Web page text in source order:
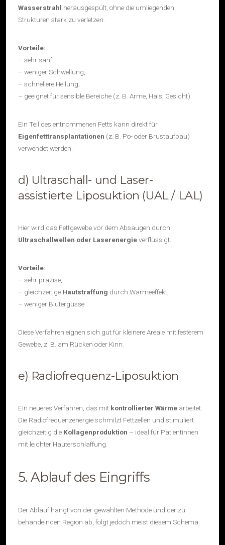
Wasserstrahl herausgespült, ohne die umliegenden
Strukturen stark zu verletzen.
Vorteile:
– sehr sanft,
– weniger Schwellung,
– schnellere Heilung,
– geeignet für sensible Bereiche (z. B. Arme, Hals, Gesicht).
Ein Teil des entnommenen Fetts kann direkt für
Eigenfetttransplantationen (z. B. Po- oder Brustaufbau)
verwendet werden.
d) Ultraschall- und Laser-
assistierte Liposuktion (UAL / LAL)
Hier wird das Fettgewebe vor dem Absaugen durch
Ultraschallwellen oder Laserenergieverflüssigt.
Vorteile:
– sehr präzise,
– gleichzeitige Hautstraffung durch Wärmeeffekt,
– weniger Blutergüsse.
Diese Verfahren eignen sich gut für kleinere Areale mit festerem
Gewebe, z. B. am Rücken oder Kinn.
e) Radiofrequenz-Liposuktion
Ein neueres Verfahren, das mit kontrollierter Wärme arbeitet.
Die Radiofrequenzenergie schmilzt Fettzellen und stimuliert
gleichzeitig die Kollagenproduktion – ideal für Patientinnen
mit leichter Hauterschlaffung.
5. Ablauf des Eingriffs
Der Ablauf hängt von der gewählten Methode und der zu
behandelnden Region ab, folgt jedoch meist diesem Schema: